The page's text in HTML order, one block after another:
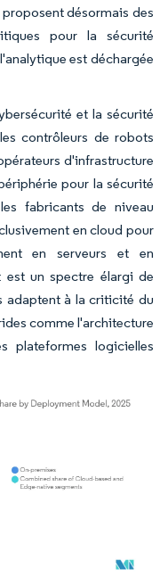
désormais des
pour la sécurité
est déchargée
et la sécurité
contrôleurs de robots
d'infrastructure
pour la sécurité
fabricants de niveau
en cloud pour
en serveurs et en
est un spectre élargi de
adaptent à la criticité du
comme l'architecture
plateformes logicielles